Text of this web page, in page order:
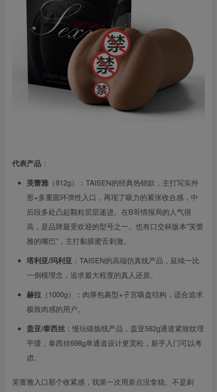
代表产品 ：
芙蕾雅 （812g）：TAISEN的经典热销款，主打写实外
形+多重圆环弹性入口，再现了吸力的紧张收合感，中
后段多处凸起颗粒层层递进。在B哥情报局的人气很
高，是品牌最受欢迎的型号之一。也有口交杯版本”芙蕾
雅的嘴巴”，主打黏膜蜜舌刺激。
塔利亚/玛利亚 ：TAISEN的高端仿真线产品，延续一比
一倒模理念，追求最大程度的真人还原。
赫拉 （1000g）：肉厚包裹型+子宫吸盘结构，适合追求
极致肉感的用户。
盖亚/泰西丝 ：慢玩锻炼线产品，盖亚582g通道紧致纹理
平缓，泰西丝698g单通道设计更宽松，新手入门可以考
虑。
芙蕾雅入口那个收紧感，我第一次用差点没拿稳。不是刺